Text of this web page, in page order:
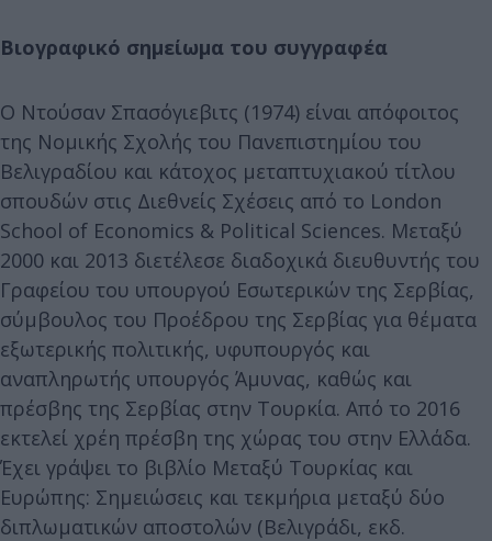
Βιογραφικό σημείωμα του συγγραφέα
Ο Ντούσαν Σπασόγιεβιτς (1974) είναι απόφοιτος
της Νομικής Σχολής του Πανεπιστημίου του
Βελιγραδίου και κάτοχος μεταπτυχιακού τίτλου
σπουδών στις Διεθνείς Σχέσεις από το London
School of Economics & Political Sciences. Μεταξύ
2000 και 2013 διετέλεσε διαδοχικά διευθυντής του
Γραφείου του υπουργού Εσωτερικών της Σερβίας,
σύμβουλος του Προέδρου της Σερβίας για θέματα
εξωτερικής πολιτικής, υφυπουργός και
αναπληρωτής υπουργός Άμυνας, καθώς και
πρέσβης της Σερβίας στην Τουρκία. Από το 2016
εκτελεί χρέη πρέσβη της χώρας του στην Ελλάδα.
Έχει γράψει το βιβλίο Μεταξύ Τουρκίας και
Ευρώπης: Σημειώσεις και τεκμήρια μεταξύ δύο
διπλωματικών αποστολών (Βελιγράδι, εκδ.